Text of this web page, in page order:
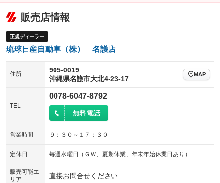
販売店情報
正規ディーラー
琉球日産自動車（株） 名護店
住所
905-0019
沖縄県名護市大北4-23-17
MAP
TEL
0078-6047-8792
無料電話
営業時間 ９：３０～１７：３０
定休日 毎週水曜日（ＧＷ、夏期休業、年末年始休業日あり）
販売可能エ
リア
直接お問合せください